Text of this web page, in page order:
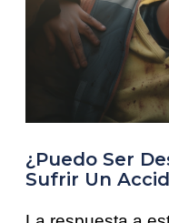
¿Puedo Ser
Sufrir Un